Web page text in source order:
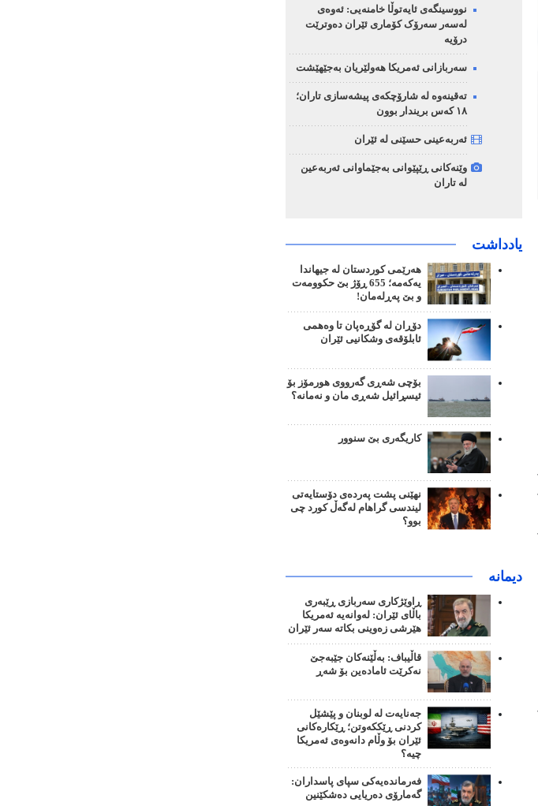
نووسینگەی ئایەتوڵا خامنەیی: ئەوەی
لەسەر سەرۆک کۆماری ئێران دەوترێت
درۆیە
سەربازانی ئەمریکا هەولێریان بەجێهێشت
تەقینەوە لە شارۆچکەی پیشەسازی تاران؛
١٨ کەس بریندار بوون
ئەربەعینی حسێنی لە ئێران
وێنەکانی ڕێپێوانی بەجێماوانی ئەربەعین
لە تاران
یادداشت
هەرێمی کوردستان لە جیهاندا
یەکەمە؛ 655 ڕۆژ بێ حکوومەت
و بێ پەڕلەمان!
دۆڕان لە گۆڕەپان تا وەهمی
ئابلۆقەی وشکانیی ئێران
بۆچی شەڕی گەرووی هورمۆز بۆ
ئیسڕائیل شەڕی مان و نەمانە؟
کاریگەری بێ سنوور
نهێنی پشت پەردەی دۆستایەتی
لیندسی گراهام لەگەڵ کورد چی
بوو؟
دیمانە
ڕاوێژکاری سەربازی ڕێبەری
باڵای ئێران: لەوانەیە ئەمریکا
هێرشی زەوینی بکاتە سەر ئێران
قاڵیباف: بەڵێنەکان جێبەجێ
نەکرێت ئامادەین بۆ شەڕ
جەنایەت لە لوبنان و پێشێل
کردنی ڕێککەوتن؛ ڕێکارەکانی
ئێران بۆ وڵام دانەوەی ئەمریکا
چیە؟
فەرماندەیەکی سپای پاسداران:
گەمارۆی دەریایی دەشکێنین